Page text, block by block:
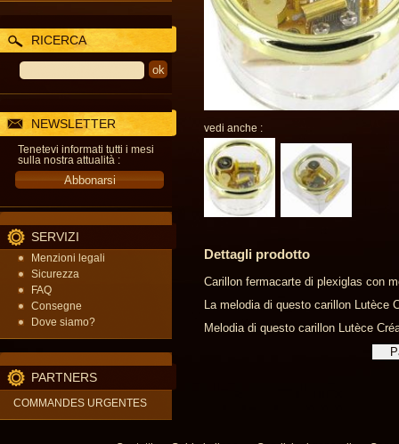
RICERCA
NEWSLETTER
Tenetevi informati tutti i mesi
sulla nostra attualità :
SERVIZI
Menzioni legali
Sicurezza
FAQ
Consegne
Dove siamo?
PARTNERS
COMMANDES URGENTES
vedi anche :
Dettagli prodotto
Carillon fermacarte di plexiglas con
La melodia di questo carillon
Melodia di questo carillon Lutèce